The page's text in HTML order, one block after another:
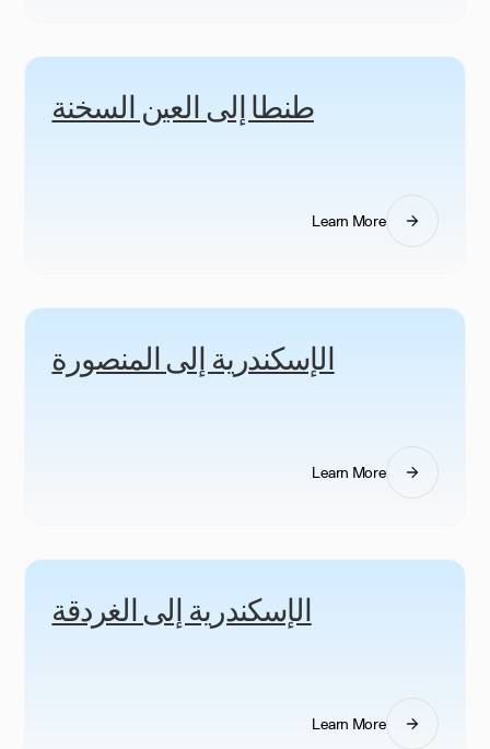
طنطا إلى العين السخنة
Learn More
الإسكندرية إلى المنصورة
Learn More
الإسكندرية إلى الغردقة
Learn More